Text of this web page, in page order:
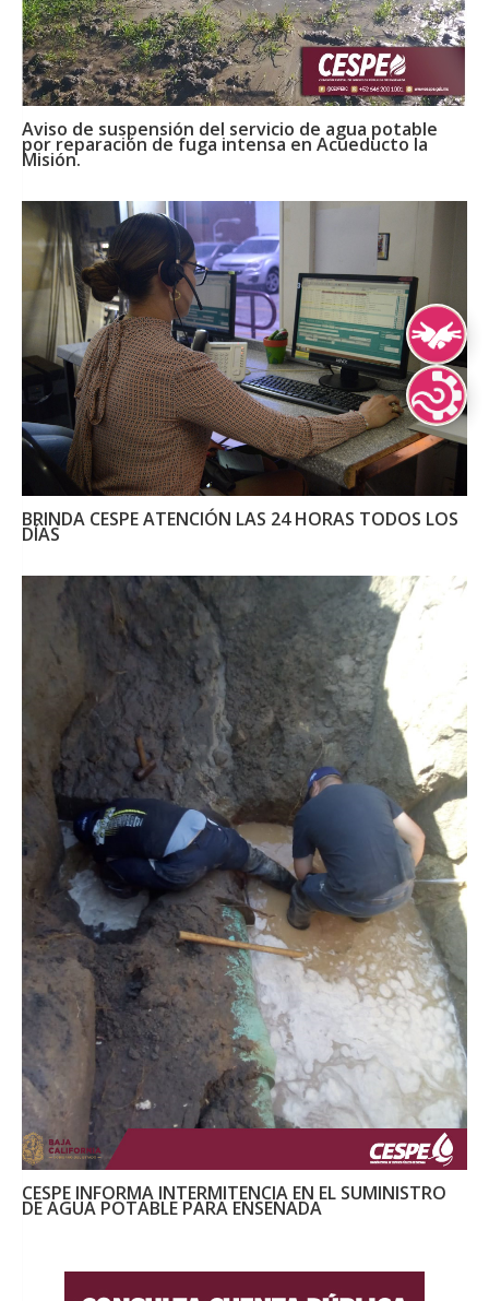
Aviso de suspensión del servicio de agua potable
por reparación de fuga intensa en Acueducto la
Misión.
BRINDA CESPE ATENCIÓN LAS 24 HORAS TODOS LOS
DÍAS
CESPE INFORMA INTERMITENCIA EN EL SUMINISTRO
DE AGUA POTABLE PARA ENSENADA
Lengua de
Lenguas